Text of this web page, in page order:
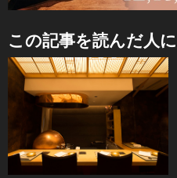
この記事を読んだ人